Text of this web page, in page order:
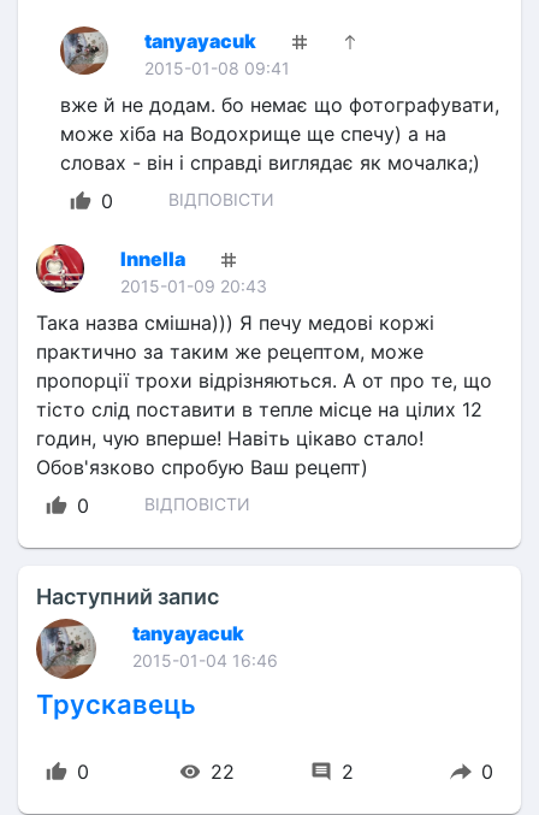
tanyayacuk
2015-01-08 09:41
вже й не додам. бо немає що фотографувати,
може хіба на Водохрище ще спечу) а на
словах - він і справді виглядає як мочалка;)
0
ВІДПОВІСТИ
Innella
2015-01-09 20:43
Така назва смішна))) Я печу медові коржі
практично за таким же рецептом, може
пропорції трохи відрізняються. А от про те, що
тісто слід поставити в тепле місце на цілих 12
годин, чую вперше! Навіть цікаво стало!
Обов'язково спробую Ваш рецепт)
0
ВІДПОВІСТИ
Наступний запис
tanyayacuk
2015-01-04 16:46
Трускавець
0 22 2 0